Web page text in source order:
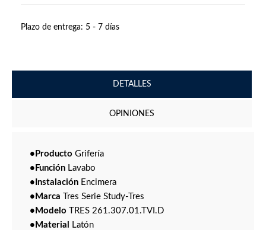
Plazo de entrega: 5 - 7 días
DETALLES
OPINIONES
•Producto Grifería
•Función Lavabo
•Instalación Encimera
•Marca Tres Serie Study-Tres
•Modelo TRES 261.307.01.TVI.D
•Material
Latón